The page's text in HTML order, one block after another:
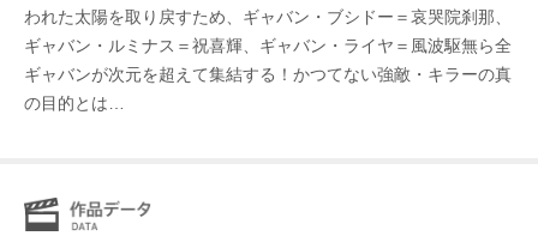
われた太陽を取り戻すため、ギャバン・ブシドー＝哀哭院刹那、
ギャバン・ルミナス＝祝喜輝、ギャバン・ライヤ＝風波駆無ら全
ギャバンが次元を超えて集結する！かつてない強敵・キラーの真
の目的とは…